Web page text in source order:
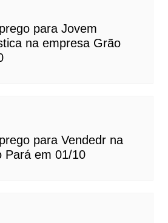
para Jovem
na empresa Grão
para Vendedr na
Pará em 01/10